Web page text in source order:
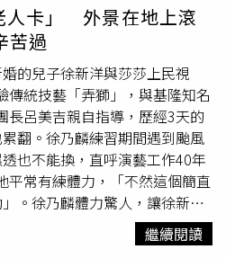
瓜頭」往上爬，讓胡瓜忍不住
！」他也曾鑽進大型充氣球裡
當場滾到暈頭轉向說不出話
他敬業。吳宗憲在2020年曾
不少外傷。（圖／翻攝自吳宗憲
藝天王」吳宗憲，2020年在屏
時，也曾賣力過頭發生摔車意
加上輕微腦震盪，當場緊急停
院進行詳細的檢查，做了腦波斷
和照片都顯示沒有問題，只是
的小結石，但不礙事，休息不到
三郎的寫照。
人卡」 外景在地上滾
苦過
的兒子徐新洋與莎莎上民視
傳統技藝「弄獅」，與基隆知名
長呂美吉親自指導，歷經3天的
翻。徐乃麟練習期間遇到颱風
也不能換，直呼演藝工作40年
平常有練體力，「不然這個簡直
。徐乃麟體力驚人，讓徐新
許方正攝）徐新洋說其實看到爸
度擔心他爬不起來，還突然語出
繼續閱讀